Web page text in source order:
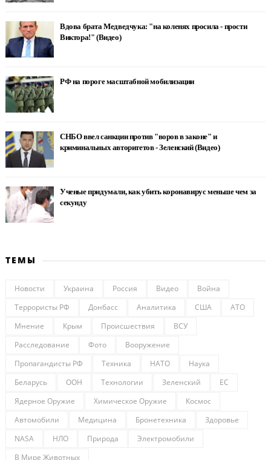
Вдова брата Медведчука: "на коленях просила - прости
Виктора!" (Видео)
РФ на пороге масштабной мобилизации
СНБО ввел санкции против "воров в законе" и
криминальных авторитетов - Зеленский (Видео)
Ученые придумали, как убить коронавирус меньше чем за
секунду
ТЕМЫ
Новости Украина Россия Видео
Война
Террористы РФ
Донбасс Аналитика США
АТО
Мнение
Крым Происшествия
ВСУ
Расследование
Фото
Вооружение
Пропагандисты РФ
Техника НАТО
Наука
Беларусь
ООН Технологии Зеленский
ЕС
Ядерное Оружие
Химическое Оружие
Космос
Автомобили
Медицина Бронетехника
Здоровье
NASA
НЛО Природа
Электромобили
В Мире Животных